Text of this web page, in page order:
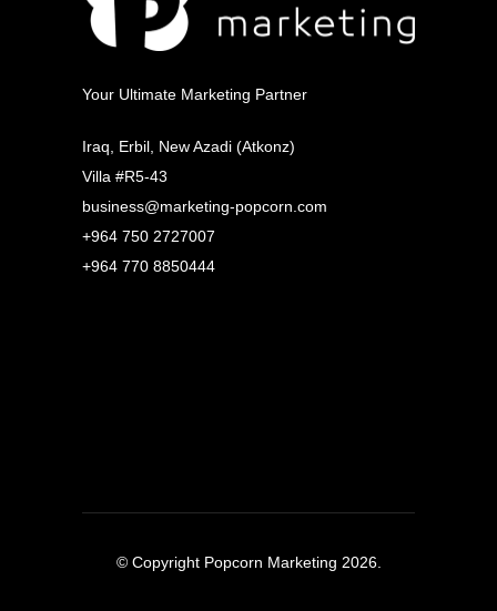
Your Ultimate Marketing Partner
Iraq, Erbil, New Azadi (Atkonz)
Villa #R5-43
business@marketing-popcorn.com
+964 750 2727007
+964 770 8850444
© Copyright Popcorn Marketing 2026.